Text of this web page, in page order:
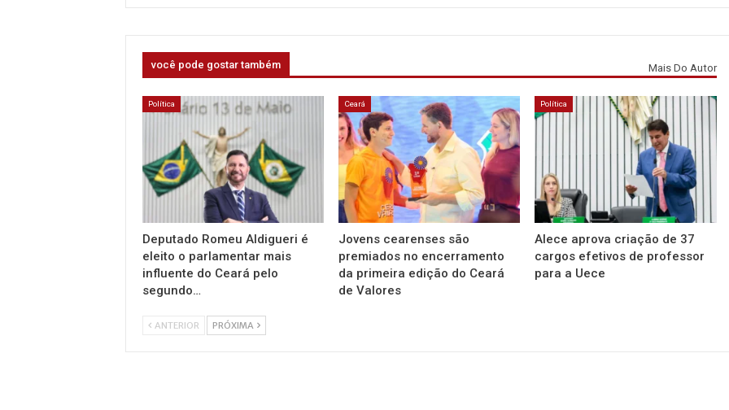
você pode gostar também Mais Do Autor
Política
Deputado Romeu Aldigueri é
eleito o parlamentar mais
influente do Ceará pelo
segundo…
Ceará
Jovens cearenses são
premiados no encerramento
da primeira edição do Ceará
de Valores
Política
Alece aprova criação de 37
cargos efetivos de professor
para a Uece
ANTERIOR PRÓXIMA